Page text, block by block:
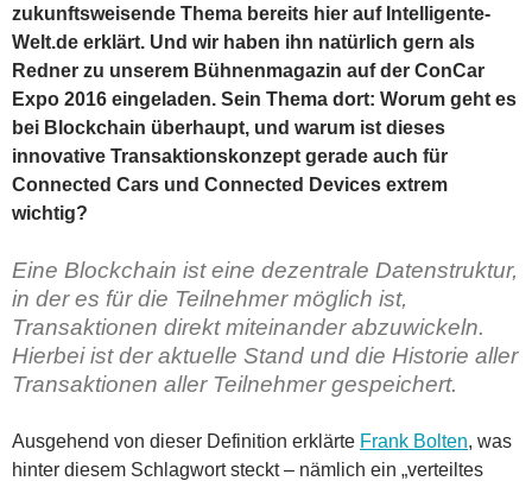
zukunftsweisende Thema bereits hier auf Intelligente-
Welt.de erklärt. Und wir haben ihn natürlich gern als
Redner zu unserem Bühnenmagazin auf der ConCar
Expo 2016 eingeladen. Sein Thema dort: Worum geht es
bei Blockchain überhaupt, und warum ist dieses
innovative Transaktionskonzept gerade auch für
Connected Cars und Connected Devices extrem
wichtig?
Eine Blockchain ist eine dezentrale Datenstruktur,
in der es für die Teilnehmer möglich ist,
Transaktionen direkt miteinander abzuwickeln.
Hierbei ist der aktuelle Stand und die Historie aller
Transaktionen aller Teilnehmer gespeichert.
Ausgehend von dieser Definition erklärte Frank Bolten, was
hinter diesem Schlagwort steckt – nämlich ein „verteiltes